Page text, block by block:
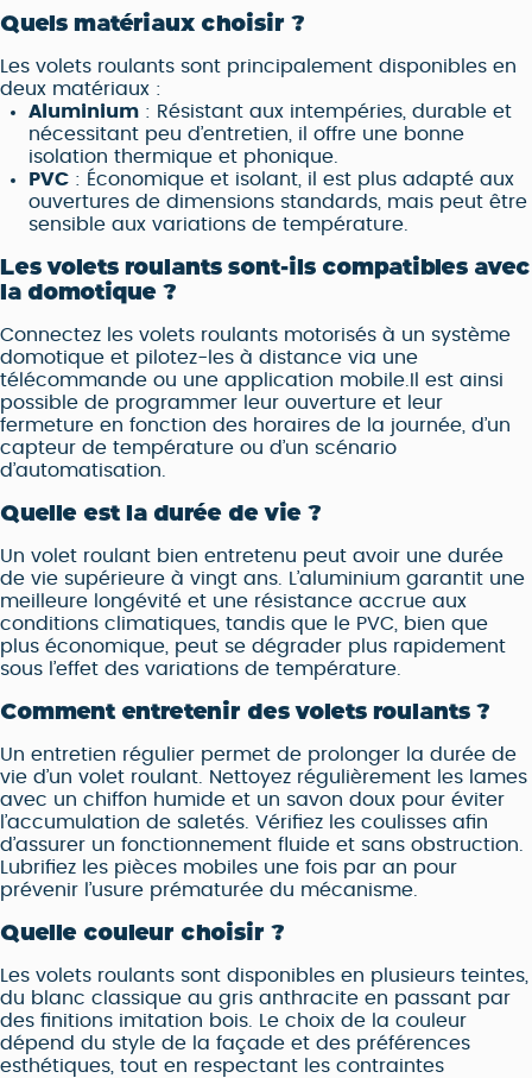
Quels matériaux choisir ?
Les volets roulants sont principalement disponibles en
deux matériaux :
Aluminium : Résistant aux intempéries, durable et
nécessitant peu d’entretien, il offre une bonne
isolation thermique et phonique.
PVC : Économique et isolant, il est plus adapté aux
ouvertures de dimensions standards, mais peut être
sensible aux variations de température.
Les volets roulants sont-ils compatibles avec
la domotique ?
Connectez les volets roulants motorisés à un système
domotique et pilotez-les à distance via une
télécommande ou une application mobile.Il est ainsi
possible de programmer leur ouverture et leur
fermeture en fonction des horaires de la journée, d’un
capteur de température ou d’un scénario
d’automatisation.
Quelle est la durée de vie ?
Un volet roulant bien entretenu peut avoir une durée
de vie supérieure à vingt ans. L’aluminium garantit une
meilleure longévité et une résistance accrue aux
conditions climatiques, tandis que le PVC, bien que
plus économique, peut se dégrader plus rapidement
sous l’effet des variations de température.
Comment entretenir des volets roulants ?
Un entretien régulier permet de prolonger la durée de
vie d’un volet roulant. Nettoyez régulièrement les lames
avec un chiffon humide et un savon doux pour éviter
l’accumulation de saletés. Vérifiez les coulisses afin
d’assurer un fonctionnement fluide et sans obstruction.
Lubrifiez les pièces mobiles une fois par an pour
prévenir l’usure prématurée du mécanisme.
Quelle couleur choisir ?
Les volets roulants sont disponibles en plusieurs teintes,
du blanc classique au gris anthracite en passant par
des finitions imitation bois. Le choix de la couleur
dépend du style de la façade et des préférences
esthétiques, tout en respectant les contraintes